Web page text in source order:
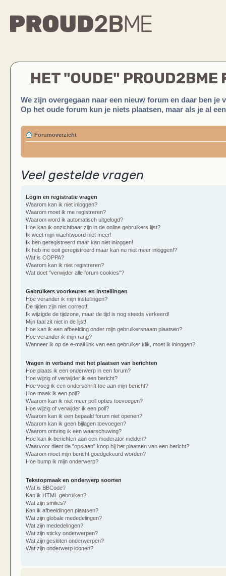
HET "OUDE" PROUD2BME
We zijn overgegaan naar een nieuw forum en daar ben je
Op het oude forum kun je niets plaatsen, maar als je al
Forumoverzicht
Veel gestelde vragen
Login en registratie vragen
Waarom kan ik niet inloggen?
Waarom moet ik me registreren?
Waarom word ik automatisch uitgelogd?
Hoe kan ik onzichtbaar zijn in de online gebruikers lijst?
Ik weet mijn wachtwoord niet meer!
Ik ben geregistreerd maar kan niet inloggen!
Ik heb me ooit geregistreerd maar kan nu niet meer inloggen!?
Wat is COPPA?
Waarom kan ik niet registreren?
Wat doet "verwijder alle forum cookies"?
Gebruikers voorkeuren en instellingen
Hoe verander ik mijn instellingen?
De tijden zijn niet correct!
Ik wijzigde de tijdzone, maar de tijd is nog steeds verkeerd!
Mijn taal zit niet in de lijst!
Hoe kan ik een afbeelding onder mijn gebruikersnaam plaatsen?
Hoe verander ik mijn rang?
Wanneer ik op de e-mail link van een gebruiker klik, moet ik inloggen?
Vragen in verband met het plaatsen van berichten
Hoe plaats ik een onderwerp in een forum?
Hoe wijzig of verwijder ik een bericht?
Hoe voeg ik een onderschrift toe aan mijn bericht?
Hoe maak ik een poll?
Waarom kan ik niet meer poll opties toevoegen?
Hoe wijzig of verwijder ik een poll?
Waarom kan ik een bepaald forum niet openen?
Waarom kan ik geen bijlagen toevoegen?
Waarom ontving ik een waarschuwing?
Hoe kan ik berichten aan een moderator melden?
Waarvoor dient de "opslaan" knop bij het plaatsen van een bericht?
Waarom moet mijn bericht goedgekeurd worden?
Hoe bump ik mijn onderwerp?
Tekstopmaak en onderwerp soorten
Wat is BBCode?
Kan ik HTML gebruiken?
Wat zijn smilies?
Kan ik afbeeldingen plaatsen?
Wat zijn globale mededelingen?
Wat zijn mededelingen?
Wat zijn sticky onderwerpen?
Wat zijn gesloten onderwerpen?
Wat zijn onderwerp iconen?